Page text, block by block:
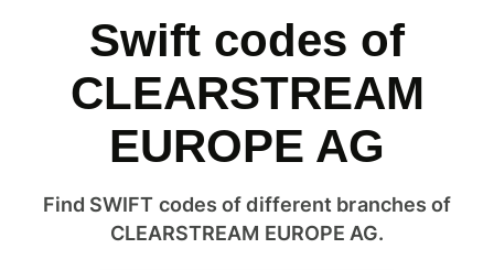
Swift codes of
CLEARSTREAM
EUROPE AG
Find SWIFT codes of different branches of
CLEARSTREAM EUROPE AG.